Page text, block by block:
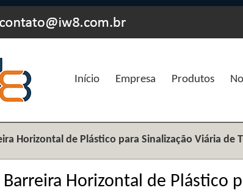
Início Empresa Produtos
Horizontal de Plástico para Sinalização Viária de
Barreira Horizontal de Plástico